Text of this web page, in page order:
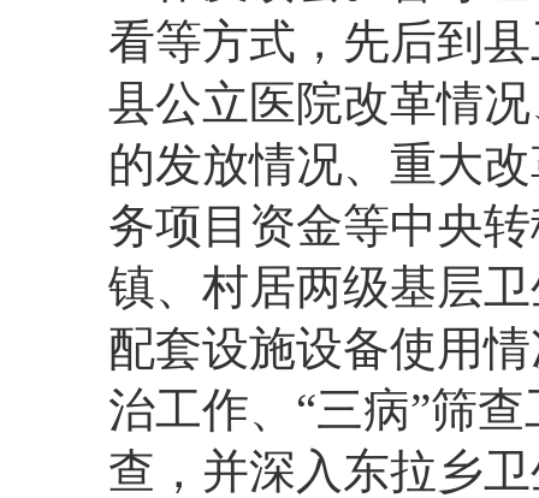
看等方式，先后到
县公立医院改革情
的发放情况、重大
务项目资金等中央
镇、村居两级基层
配套设施设备使用
治工作、“三病”筛
查，并深入东拉乡